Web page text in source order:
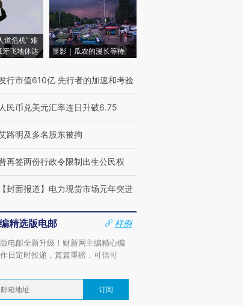
道危机” 难
牙飞地休达
显影｜瓜农的漫长等待
行市值610亿 先行者的加速和考验
民币兑美元汇率连日升破6.75
路明及多名股东被拘
再签两份行政令限制出生公民权
【封面报道】电力现货市场元年突进
精选版电邮
样例
电邮全新升级！财新网主编精心编
日定时投递，篇篇重磅，可信可
订阅